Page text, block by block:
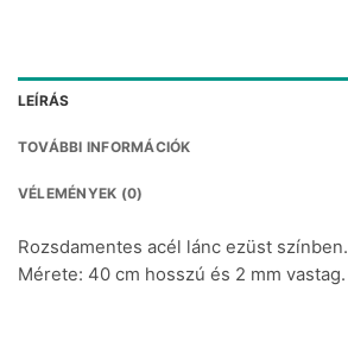
LEÍRÁS
TOVÁBBI INFORMÁCIÓK
VÉLEMÉNYEK (0)
Rozsdamentes acél lánc ezüst színben.
Mérete: 40 cm hosszú és 2 mm vastag.